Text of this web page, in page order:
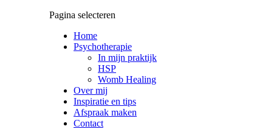
Pagina selecteren
Home
Psychotherapie
In mijn praktijk
HSP
Womb Healing
Over mij
Inspiratie en tips
Afspraak maken
Contact